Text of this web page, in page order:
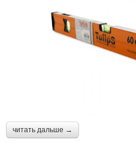
читать дальше →